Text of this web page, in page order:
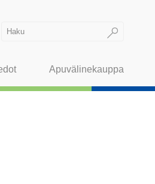
Apuvälinekauppa